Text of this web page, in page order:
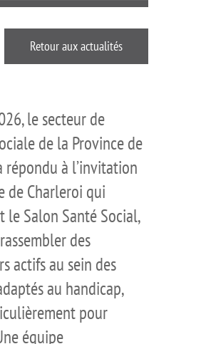
Retour aux actualités
le secteur de
de la Province de
répondu à l’invitation
de Charleroi qui
le Salon Santé Social,
des
actifs au sein des
au handicap,
pour
équipe